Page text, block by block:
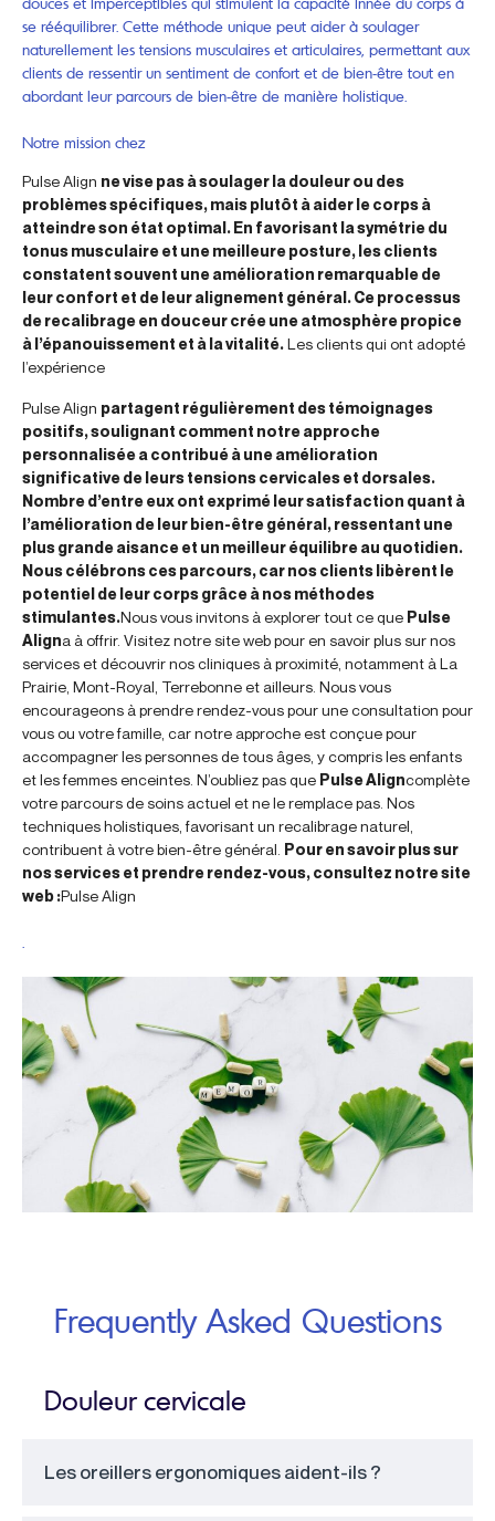
se rééquilibrer. Cette méthode unique peut aider à soulager
naturellement les tensions musculaires et articulaires, permettant aux
clients de ressentir un sentiment de confort et de bien-être tout en
abordant leur parcours de bien-être de manière holistique.
Notre mission chez
Pulse Align ne vise pas à soulager la douleur ou des
problèmes spécifiques, mais plutôt à aider le corps à
atteindre son état optimal. En favorisant la symétrie du
tonus musculaire et une meilleure posture, les clients
constatent souvent une amélioration remarquable de
leur confort et de leur alignement général. Ce processus
de recalibrage en douceur crée une atmosphère propice
à l’épanouissement et à la vitalité.Les clients qui ont adopté
l’expérience
Pulse Align partagent régulièrement des témoignages
positifs, soulignant comment notre approche
personnalisée a contribué à une amélioration
significative de leurs tensions cervicales et dorsales.
Nombre d’entre eux ont exprimé leur satisfaction quant à
l’amélioration de leur bien-être général, ressentant une
plus grande aisance et un meilleur équilibre au quotidien.
Nous célébrons ces parcours, car nos clients libèrent le
potentiel de leur corps grâce à nos méthodes
stimulantes.Nous vous invitons à explorer tout ce que Pulse
Aligna à offrir. Visitez notre site web pour en savoir plus sur nos
services et découvrir nos cliniques à proximité, notamment à La
Prairie, Mont-Royal, Terrebonne et ailleurs. Nous vous
encourageons à prendre rendez-vous pour une consultation pour
vous ou votre famille, car notre approche est conçue pour
accompagner les personnes de tous âges, y compris les enfants
et les femmes enceintes. N’oubliez pas que Pulse Aligncomplète
votre parcours de soins actuel et ne le remplace pas. Nos
techniques holistiques, favorisant un recalibrage naturel,
contribuent à votre bien-être général. Pour en savoir plus sur
nos services et prendre rendez-vous, consultez notre site
web :Pulse Align
Frequently Asked Questions
Douleur cervicale
Les oreillers ergonomiques aident-ils ?